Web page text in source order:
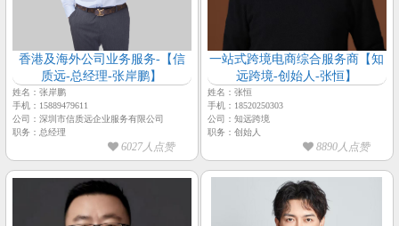
香港及海外公司业务服务-【信
质远-总经理-张岸鹏】
姓名：张岸鹏
手机：15889479611
公司：深圳市信质远企业服务有限公司
职务：总经理
6027人点赞
一站式跨境电商综合服务商【知
远跨境-创始人-张恒】
姓名：张恒
手机：18520250303
公司：知远跨境
职务：创始人
8890人点赞